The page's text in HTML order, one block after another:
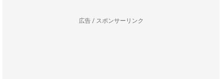
広告 / スポンサーリンク